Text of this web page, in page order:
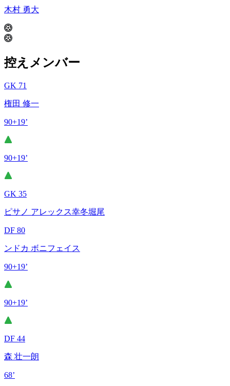
木村 勇大
控えメンバー
GK 71
権田 修一
90+19’
90+19’
GK 35
ピサノ アレックス幸冬堀尾
DF 80
ンドカ ボニフェイス
90+19’
90+19’
DF 44
森 壮一朗
68’